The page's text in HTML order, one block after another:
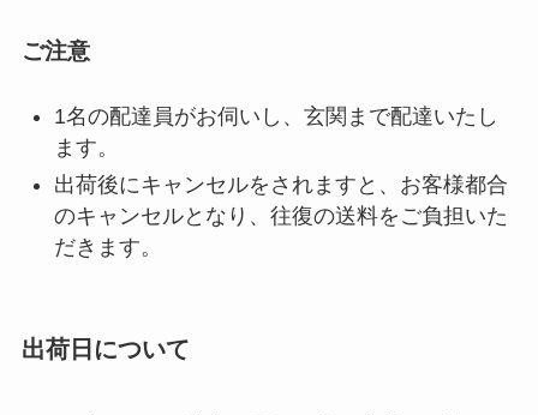
ご注意
1名の配達員がお伺いし、玄関まで配達いたし
ます。
出荷後にキャンセルをされますと、お客様都合
のキャンセルとなり、往復の送料をご負担いた
だきます。
出荷日について